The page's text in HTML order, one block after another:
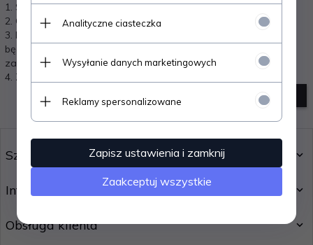
1. Sprawdź poprawność zapytania i spróbuj ponownie.
2. Ogranicz szukane słowa do jednego lub dwóch.
3. Podaj ogólną nazwę produktu, którego szukasz. Później
będziesz mógł ograniczyć wyniki wyszukiwania korzystając z
zaawansowanych filtrów.
4. Zadzwoń do nas lub napisz e-mail -
szukanie zaawansowane
Szybki zwrot - odstąpienie od umowy
Informacje
Obsługa klienta
Analityczne ciasteczka
Wysyłanie danych marketingowych
Reklamy spersonalizowane
Zapisz ustawienia i zamknij
Zaakceptuj wszystkie